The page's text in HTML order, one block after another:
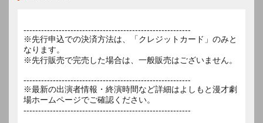
---------------------------------------------------------
※先行申込での決済方法は、「クレジットカード」のみと
なります。
※先行販売で完売した場合は、一般販売はございません。
---------------------------------------------------------
※最新の出演者情報・終演時間など詳細はよしもと漫才劇
場ホームページでご確認ください。
---------------------------------------------------------